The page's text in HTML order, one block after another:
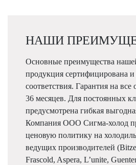
НАШИ
Основные преимущества
продукция сертифицирована
соответствия. Гарантия на
36 месяцев. Для постоянных
предусмотрена гибкая
Компания ООО Сигма-холод
ценовую политику на
ведущих производителей
Frascold, Aspera, L’unite,